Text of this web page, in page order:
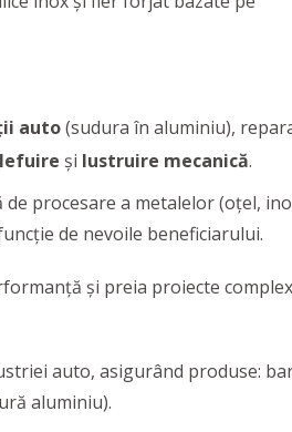
auto(sudura în aluminiu),
și lustruire mecanică.
procesare a metalelor (oțel,
de nevoile beneficiarului.
și preia proiecte
auto, asigurând produse:
aluminiu).